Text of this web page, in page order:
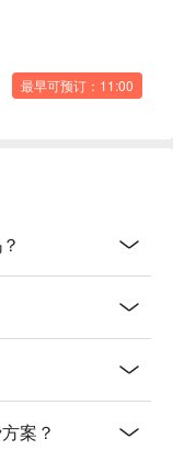
分！这里提供能欣
约会或闺蜜聚会。
事，也有附插座的
也很便利，从阪急
座位，免去排队等
更多宝贵时间！
最早可预订：11:00
案？